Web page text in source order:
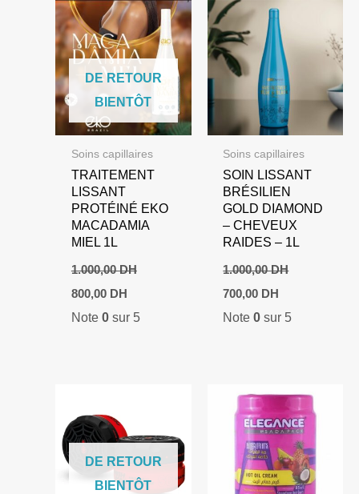
DE RETOUR
BIENTÔT
Soins capillaires
TRAITEMENT
LISSANT
PROTÉINÉ EKO
MACADAMIA
MIEL 1L
1.000,00DH
Le
prix
initial
800,00 DHLe
actuel
Note 0sur 5
Soins capillaires
SOIN LISSANT
BRÉSILIEN
GOLD DIAMOND
– CHEVEUX
RAIDES – 1L
1.000,00DH
Le
prix
initial
700,00 DH
actuel
Note0 sur 5
DE RETOUR
BIENTÔT